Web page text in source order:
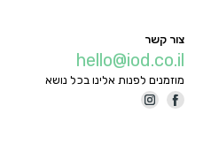
צור קשר
hello@iod.co.il
מוזמנים לפנות אלינו בכל נושא